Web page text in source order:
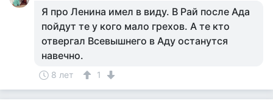
Я про Ленина имел в виду. В Рай после Ада
пойдут те у кого мало грехов. А те кто
отвергал Всевышнего в Аду останутся
навечно.
8 лет 1